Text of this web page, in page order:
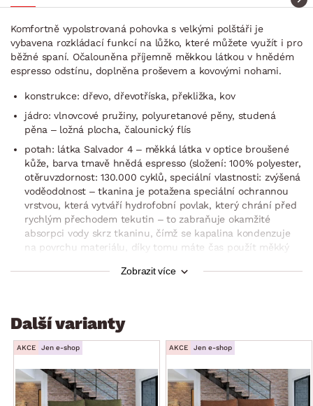
Komfortně vypolstrovaná pohovka s velkými polštáři je
vybavena rozkládací funkcí na lůžko, které můžete využít i pro
běžné spaní. Očalouněna příjemně měkkou látkou v hnědém
espresso odstínu, doplněna proševem a kovovými nohami.
konstrukce: dřevo, dřevotříska, překližka, kov
jádro: vlnovcové pružiny, polyuretanové pěny, studená
pěna – ložná plocha, čalounický flís
potah: látka Salvador 4 – měkká látka v optice broušené
kůže, barva tmavě hnědá espresso (složení: 100% polyester,
otěruvzdornost: 130.000 cyklů, speciální vlastnosti: zvýšená
voděodolnost – tkanina je potažena speciální ochrannou
vrstvou, která vytváří hydrofobní povlak, který chrání před
rychlým přechodem tekutin – to zabraňuje okamžité
absorpci vody skrz tkaninu, čímž se kapalina kondenzuje
na povrchu materiálu, díky tomu máte čas použít měkký
kapaliny)
dekorativní prošev potahu sedáku/zad (dvojitý prošev
v barvě potahu)
2 x velký zádový polštář (potah na zip, rozměry cca
2 x boční područkový polštář (volně položen, potah na zip,
rozměry cca 35×70 cm)
Zobrazit více
Další varianty
AKCE Jen e-shop AKCE Jen e-shop